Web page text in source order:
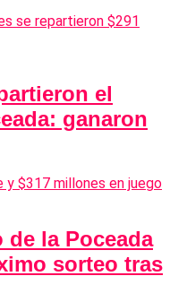
el
ganaron
la Poceada
sorteo tras